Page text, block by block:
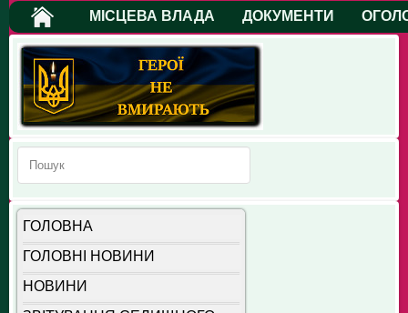
МІСЦЕВА ВЛАДА ДОКУМЕНТИ
ГОЛОВНА
ГОЛОВНІ НОВИНИ
НОВИНИ